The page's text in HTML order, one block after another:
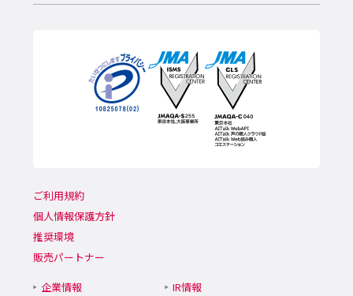
ご利用規約
個人情報保護方針
推奨環境
販売パートナー
企業情報
IR情報